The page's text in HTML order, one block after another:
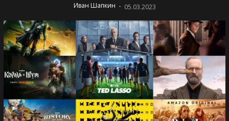
Иван Шапкин - 05.03.2023